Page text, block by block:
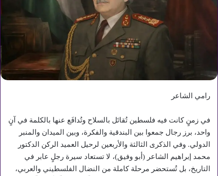
رامي الشاعر
في زمنٍ كانت فيه فلسطين تُقاتَل بالسلاح وتُدافَع عنها بالكلمة في آنٍ
واحد، برز رجال جمعوا بين البندقية والفكرة، وبين الميدان والمنبر
الدولي. وفي الذكرى الثالثة والأربعين لرحيل العميد الركن الدكتور
محمد إبراهيم الشاعر (أبو وفيق)، لا تستعاد سيرة رجلٍ عابر في
التاريخ، بل تُستحضر مرحلة كاملة من النضال الفلسطيني والعربي،